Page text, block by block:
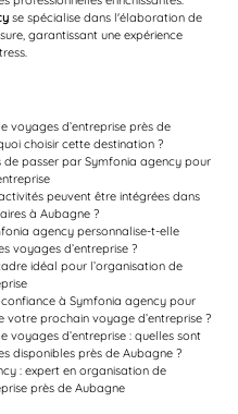
se spécialise dans l'élaboration de
garantissant une expérience
voyages d’entreprise près de
choisir cette destination ?
de passer par Symfonia agency pour
peuvent être intégrées dans
à Aubagne ?
agency personnalise-t-elle
voyages d’entreprise ?
idéal pour l’organisation de
à Symfonia agency pour
votre prochain voyage d’entreprise ?
voyages d’entreprise : quelles sont
disponibles près de Aubagne ?
: expert en organisation de
près de Aubagne